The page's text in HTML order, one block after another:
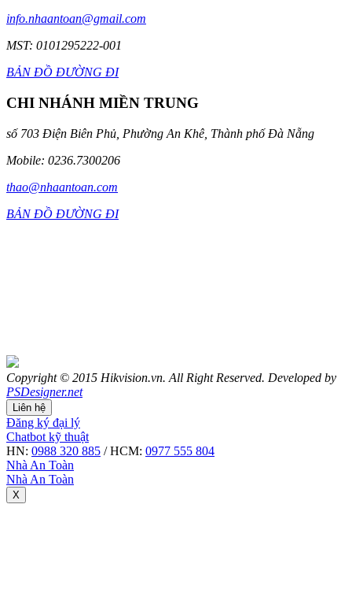
info.nhaantoan@gmail.com
MST: 0101295222-001
BẢN ĐỒ ĐƯỜNG ĐI
CHI NHÁNH MIỀN TRUNG
số 703 Điện Biên Phủ, Phường An Khê, Thành phố Đà Nẵng
Mobile: 0236.7300206
thao@nhaantoan.com
BẢN ĐỒ ĐƯỜNG ĐI
Copyright © 2015 Hikvision.vn. All Right Reserved. Developed by
PSDesigner.net
Liên hệ
Đăng ký đại lý
Chatbot kỹ thuật
HN: 0988 320 885 / HCM: 0977 555 804
Nhà An Toàn
Nhà An Toàn
X